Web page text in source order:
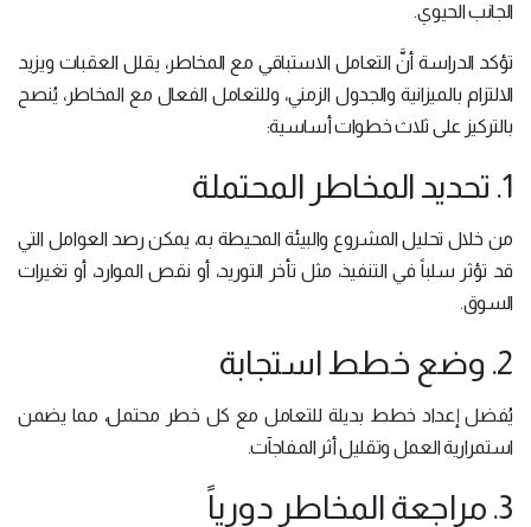
الجانب الحيوي.
تؤكد الدراسة أنَّ التعامل الاستباقي مع المخاطر، يقلل العقبات ويزيد
الالتزام بالميزانية والجدول الزمني، وللتعامل الفعال مع المخاطر، يُنصح
بالتركيز على ثلاث خطوات أساسية:
1. تحديد المخاطر المحتملة
من خلال تحليل المشروع والبيئة المحيطة به، يمكن رصد العوامل التي
قد تؤثر سلباً في التنفيذ، مثل تأخر التوريد، أو نقص الموارد، أو تغيرات
السوق.
2. وضع خطط استجابة
يُفضل إعداد خطط بديلة للتعامل مع كل خطر محتمل، مما يضمن
استمرارية العمل وتقليل أثر المفاجآت.
3. مراجعة المخاطر دورياً